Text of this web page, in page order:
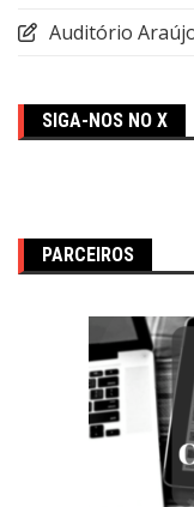
Auditório
SIGA-NOS NO X
PARCEIROS